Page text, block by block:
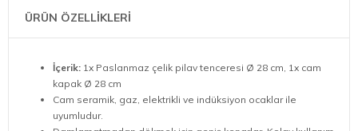
ÜRÜN ÖZELLİKLERİ
İçerik: 1x Paslanmaz çelik pilav tenceresi Ø 28 cm, 1x cam
kapak Ø 28 cm
Cam seramik, gaz, elektrikli ve indüksiyon ocaklar ile
uyumludur.